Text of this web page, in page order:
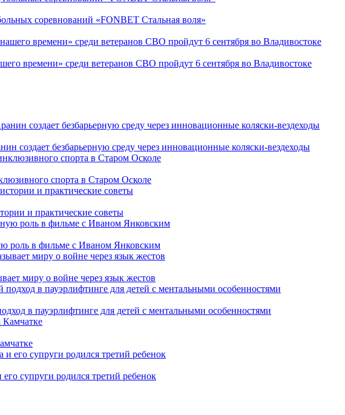
соревнований «FONBET Стальная воля»
времени» среди ветеранов СВО пройдут 6 сентября во Владивостоке
создает безбарьерную среду через инновационные коляски-вездеходы
спорта в Старом Осколе
и практические советы
роль в фильме с Иваном Янковским
миру о войне через язык жестов
в пауэрлифтинге для детей с ментальными особенностями
супруги родился третий ребенок